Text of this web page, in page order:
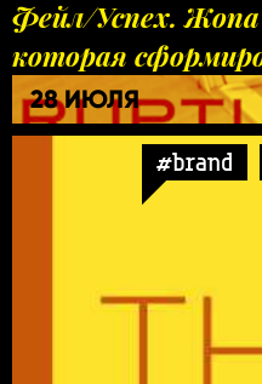
Фейл/Успех.
которая
28 ИЮЛЯ
#brand